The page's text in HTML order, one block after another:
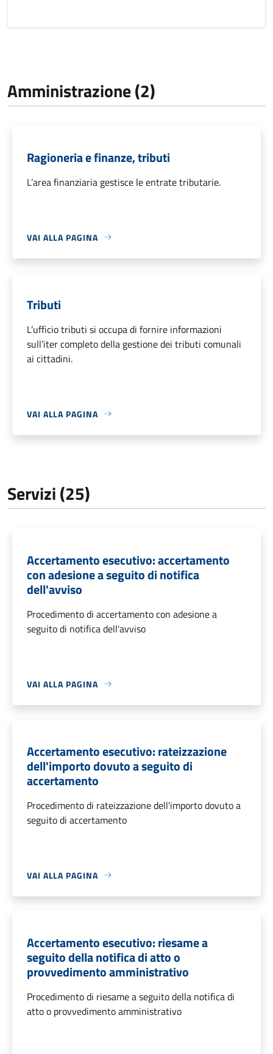
Amministrazione (2)
Ragioneria e finanze, tributi
L’area finanziaria gestisce le entrate tributarie.
VAI ALLA PAGINA
Tributi
L’ufficio tributi si occupa di fornire informazioni
sull’iter completo della gestione dei tributi comunali
ai cittadini.
VAI ALLA PAGINA
Servizi (25)
Accertamento esecutivo: accertamento
con adesione a seguito di notifica
dell'avviso
Procedimento di accertamento con adesione a
seguito di notifica dell'avviso
VAI ALLA PAGINA
Accertamento esecutivo: rateizzazione
dell'importo dovuto a seguito di
accertamento
Procedimento di rateizzazione dell'importo dovuto a
seguito di accertamento
VAI ALLA PAGINA
Accertamento esecutivo: riesame a
seguito della notifica di atto o
provvedimento amministrativo
Procedimento di riesame a seguito della notifica di
atto o provvedimento amministrativo